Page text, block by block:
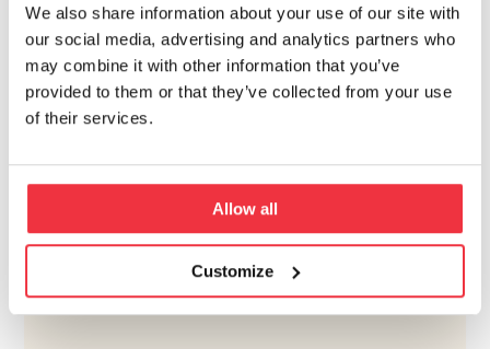
We also share information about your use of our site with
our social media, advertising and analytics partners who
may combine it with other information that you’ve
provided to them or that they’ve collected from your use
of their services.
Allow all
Customize